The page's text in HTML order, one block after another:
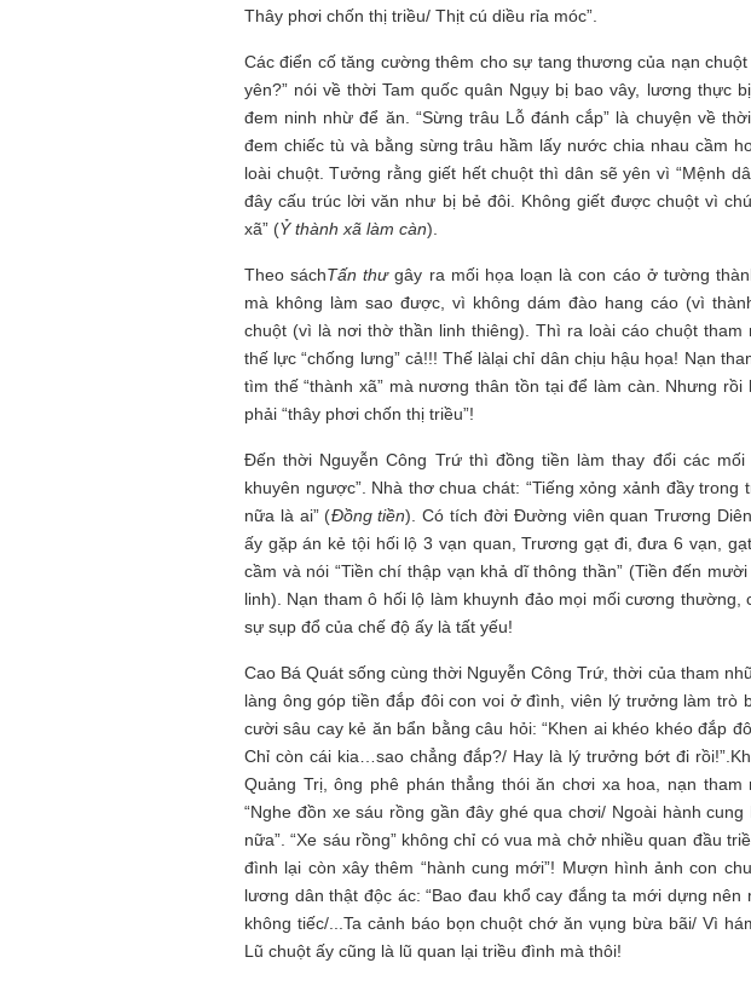
Thây phơi chốn thị triều/ Thịt cú diều rỉa móc”.
Các điển cố tăng cường thêm cho sự tang thương của nạn
yên?” nói về thời Tam quốc quân Ngụy bị bao vây, lương thực
đem ninh nhừ để ăn. “Sừng trâu Lỗ đánh cắp” là chuyện về
đem chiếc tù và bằng sừng trâu hầm lấy nước chia nhau cầm
loài chuột. Tưởng rằng giết hết chuột thì dân sẽ yên vì “Mệnh
đây cấu trúc lời văn như bị bẻ đôi. Không giết được chuột vì
xã” (Ỷ thành xã làm càn).
Theo sáchTấn thưgây ra mối họa loạn là con cáo ở tường
mà không làm sao được, vì không dám đào hang cáo (vì
chuột (vì là nơi thờ thần linh thiêng). Thì ra loài cáo chuột
thế lực “chống lưng” cả!!! Thế làlại chỉ dân chịu hậu họa! Nạn
tìm thế “thành xã” mà nương thân tồn tại để làm càn. Nhưng
phải “thây phơi chốn thị triều”!
Đến thời Nguyễn Công Trứ thì đồng tiền làm thay đổi các mối
khuyên ngược”. Nhà thơ chua chát: “Tiếng xỏng xảnh đầy
nữa là ai” (Đồng tiền). Có tích đời Đường viên quan Trương
ấy gặp án kẻ tội hối lộ 3 vạn quan, Trương gạt đi, đưa 6 vạn,
cầm và nói “Tiền chí thập vạn khả dĩ thông thần” (Tiền đến
linh). Nạn tham ô hối lộ làm khuynh đảo mọi mối cương thường,
sự sụp đổ của chế độ ấy là tất yếu!
Cao Bá Quát sống cùng thời Nguyễn Công Trứ, thời của tham
làng ông góp tiền đắp đôi con voi ở đình, viên lý trưởng làm trò
cười sâu cay kẻ ăn bẩn bằng câu hỏi: “Khen ai khéo khéo đắp
Chỉ còn cái kia…sao chẳng đắp?/ Hay là lý trưởng bớt đi
Quảng Trị, ông phê phán thẳng thói ăn chơi xa hoa, nạn tham
“Nghe đồn xe sáu rồng gần đây ghé qua chơi/ Ngoài hành
nữa”. “Xe sáu rồng” không chỉ có vua mà chở nhiều quan đầu
đình lại còn xây thêm “hành cung mới”! Mượn hình ảnh con
lương dân thật độc ác: “Bao đau khổ cay đắng ta mới dựng
không tiếc/...Ta cảnh báo bọn chuột chớ ăn vụng bừa bãi/ Vì
Lũ chuột ấy cũng là lũ quan lại triều đình mà thôi!